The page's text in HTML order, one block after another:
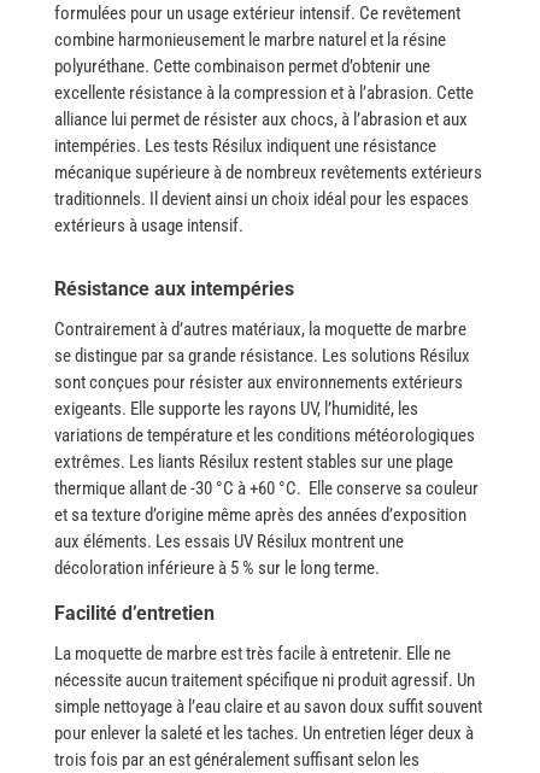
formulées pour un usage extérieur intensif. Ce revêtement
combine harmonieusement le marbre naturel et la résine
polyuréthane. Cette combinaison permet d’obtenir une
excellente résistance à la compression et à l’abrasion. Cette
alliance lui permet de résister aux chocs, à l’abrasion et aux
intempéries. Les tests Résilux indiquent une résistance
mécanique supérieure à de nombreux revêtements extérieurs
traditionnels. Il devient ainsi un choix idéal pour les espaces
extérieurs à usage intensif.
Résistance aux intempéries
Contrairement à d’autres matériaux, la moquette de marbre
se distingue par sa grande résistance. Les solutions Résilux
sont conçues pour résister aux environnements extérieurs
exigeants. Elle supporte les rayons UV, l’humidité, les
variations de température et les conditions météorologiques
extrêmes. Les liants Résilux restent stables sur une plage
thermique allant de -30 °C à +60 °C. Elle conserve sa couleur
et sa texture d’origine même après des années d’exposition
aux éléments. Les essais UV Résilux montrent une
décoloration inférieure à 5 % sur le long terme.
Facilité d’entretien
La moquette de marbre est très facile à entretenir. Elle ne
nécessite aucun traitement spécifique ni produit agressif. Un
simple nettoyage à l’eau claire et au savon doux suffit souvent
pour enlever la saleté et les taches. Un entretien léger deux à
trois fois par an est généralement suffisant selon les